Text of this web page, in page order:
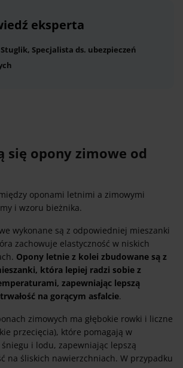
eksperta
Specjalista ds. ubezpieczeń
się opony zimowe od
oponami letnimi a zimowymi
i wzoru bieżnika.
wykonane są z odpowiedniej mieszanki
zachowuje elastyczność w niskich
Opony letnie z kolei zbudowane są z
która lepiej radzi sobie z
zapewniając lepszą
na gorącym asfalcie.
zimowych ma głębokie rowki i liczne
przecięcia), które pomagają w
i lodu, zapewniając lepszą
na śliskich nawierzchniach. W przypadku